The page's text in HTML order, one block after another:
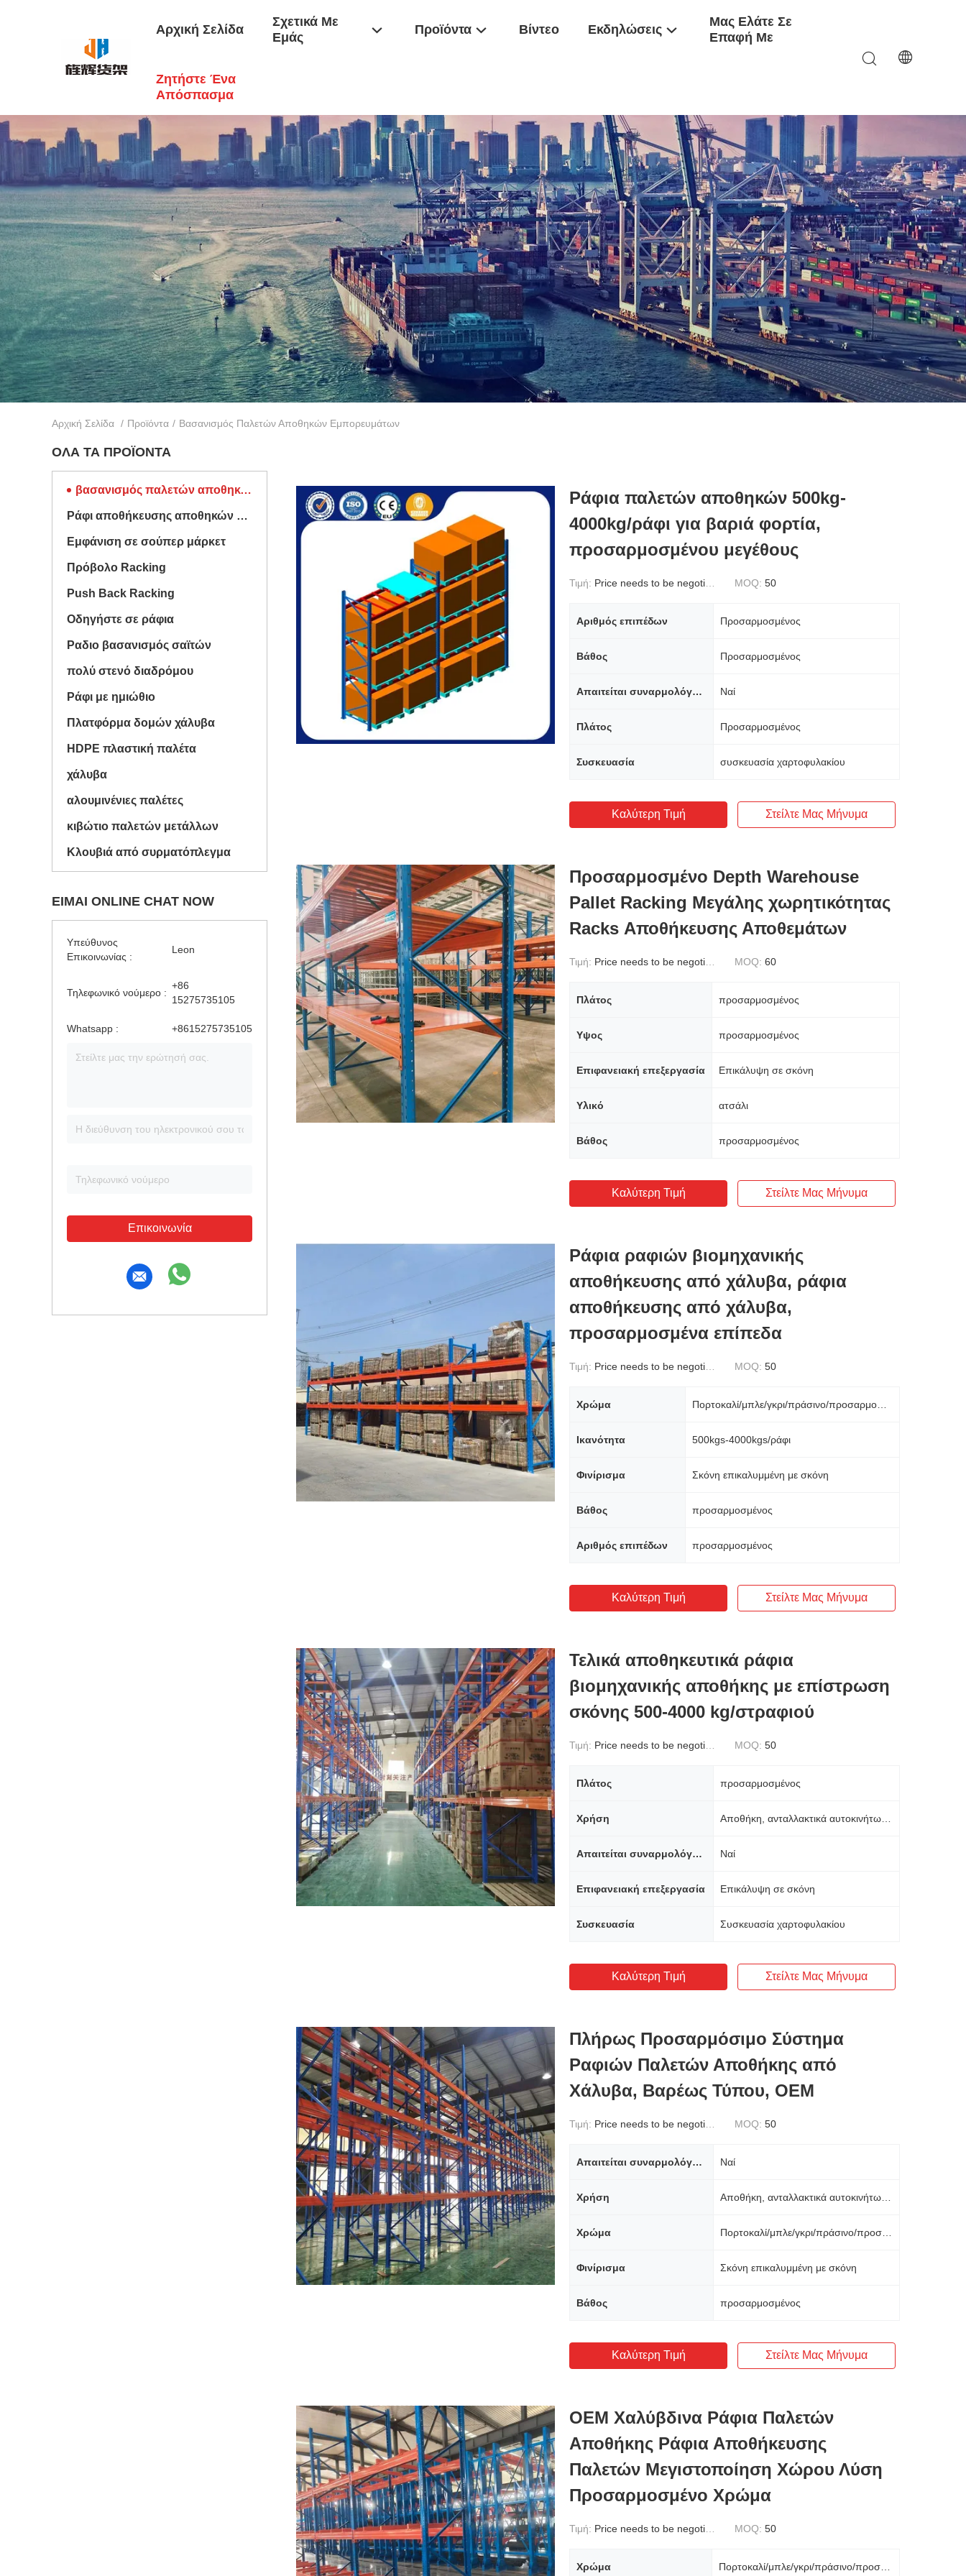
Αρχική Σελίδα
Σχετικά Με
Εμάς
Προϊόντα Βίντεο Εκδηλώσεις
Μας Ελάτε Σε
Επαφή Με
Ζητήστε Ένα
Απόσπασμα
Αρχική Σελίδα / Προϊόντα / Βασανισμός Παλετών Αποθηκών Εμπορευμάτων
ΌΛΑ ΤΑ ΠΡΟΪΌΝΤΑ
βασανισμός παλετών αποθηκών εμπορευμάτων
Ράφι αποθήκευσης αποθηκών εμπορευμάτων
Εμφάνιση σε σούπερ μάρκετ
Πρόβολο Racking
Push Back Racking
Οδηγήστε σε ράφια
Ραδιο βασανισμός σαϊτών
πολύ στενό διαδρόμου
Ράφι με ημιώθιο
Πλατφόρμα δομών χάλυβα
HDPE πλαστική παλέτα
χάλυβα
αλουμινένιες παλέτες
κιβώτιο παλετών μετάλλων
Κλουβιά από συρματόπλεγμα
ΕΊΜΑΙ ONLINE CHAT NOW
Υπεύθυνος
Επικοινωνίας :
Leon
Τηλεφωνικό νούμερο :
+86
15275735105
Whatsapp : +8615275735105
Επικοινωνία
Ράφια παλετών αποθηκών 500kg-
4000kg/ράφι για βαριά φορτία,
προσαρμοσμένου μεγέθους
Τιμή: Price needs to be negotiated MOQ: 50
Αριθμός επιπέδων Προσαρμοσμένος
Βάθος Προσαρμοσμένος
Απαιτείται συναρμολόγηση Ναί
Πλάτος Προσαρμοσμένος
Συσκευασία συσκευασία χαρτοφυλακίου
Καλύτερη Τιμή Στείλτε Μας Μήνυμα
Προσαρμοσμένο Depth Warehouse
Pallet Racking Μεγάλης χωρητικότητας
Racks Αποθήκευσης Αποθεμάτων
Τιμή: Price needs to be negotiated MOQ: 60
Πλάτος προσαρμοσμένος
Υψος προσαρμοσμένος
Επιφανειακή επεξεργασία Επικάλυψη σε σκόνη
Υλικό ατσάλι
Βάθος προσαρμοσμένος
Καλύτερη Τιμή Στείλτε Μας Μήνυμα
Ράφια ραφιών βιομηχανικής
αποθήκευσης από χάλυβα, ράφια
αποθήκευσης από χάλυβα,
προσαρμοσμένα επίπεδα
Τιμή: Price needs to be negotiated MOQ: 50
Χρώμα
Ικανότητα 500kgs-4000kgs/ράφι
Φινίρισμα Σκόνη επικαλυμμένη με σκόνη
Βάθος προσαρμοσμένος
Αριθμός επιπέδων προσαρμοσμένος
Καλύτερη Τιμή Στείλτε Μας Μήνυμα
Τελικά αποθηκευτικά ράφια
βιομηχανικής αποθήκης με επίστρωση
σκόνης 500-4000 kg/στραφιού
Τιμή: Price needs to be negotiated MOQ: 50
Πλάτος προσαρμοσμένος
Χρήση
Απαιτείται συναρμολόγηση Ναί
Επιφανειακή επεξεργασία Επικάλυψη σε σκόνη
Συσκευασία Συσκευασία χαρτοφυλακίου
Καλύτερη Τιμή Στείλτε Μας Μήνυμα
Πλήρως Προσαρμόσιμο Σύστημα
Ραφιών Παλετών Αποθήκης από
Χάλυβα, Βαρέως Τύπου, OEM
Τιμή: Price needs to be negotiated MOQ: 50
Απαιτείται συναρμολόγηση Ναί
Χρήση
Χρώμα
Φινίρισμα Σκόνη επικαλυμμένη με σκόνη
Βάθος προσαρμοσμένος
Καλύτερη Τιμή Στείλτε Μας Μήνυμα
OEM Χαλύβδινα Ράφια Παλετών
Αποθήκης Ράφια Αποθήκευσης
Παλετών Μεγιστοποίηση Χώρου Λύση
Προσαρμοσμένο Χρώμα
Τιμή: Price needs to be negotiated MOQ: 50
Χρώμα